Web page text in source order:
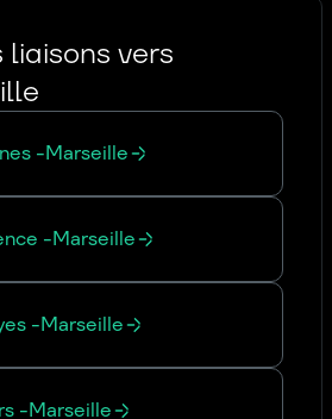
vers
-Marseille
-Marseille
-Marseille
-Marseille